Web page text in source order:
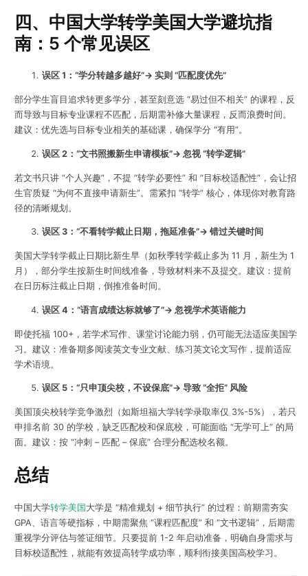
四、中国大学转学美国大学避坑指
南：5 个常见误区
误区 1：“学分转越多越好”→ 实则 “匹配度优先”
部分学生盲目追求转更多学分，甚至刻意选 “易过但不相关” 的课程，反
而导致与目标专业课程不匹配，后期需补修大量课程，反而浪费时间。
建议：优先选与目标专业相关的基础课，确保学分 “有用”。
误区 2：“文书照搬新生申请模板”→ 忽视 “转学逻辑”
若文书只讲 “个人兴趣”，不提 “转学必要性” 和 “目标校适配性”，会让招
生官质疑 “为何不直接申请新生”。需紧扣 “转学” 核心，体现你对教育路
径的清晰规划。
误区 3：“不看转学截止日期，拖延准备”→ 错过关键时间
美国大学转学截止日期比新生早（如秋季转学截止多为 11 月，新生为 1
月），部分学生按新生时间线准备，导致材料来不及提交。建议：提前
在日历标注截止日期，倒推准备时间。
误区 4：“语言成绩达标就够了”→ 忽视学术英语能力
即使托福 100+，若学术写作、课堂讨论能力弱，仍可能无法适应美国学
习。建议：准备期多阅读英文专业文献、练习英文论文写作，提前适应
学术语境。
误区 5：“只申顶尖校，不设保底”→ 导致 “全拒” 风险
美国顶尖校转学竞争激烈（如斯坦福大学转学录取率仅 3%-5%），若只
申排名前 30 的学校，缺乏匹配校和保底校，可能面临 “无学可上” 的局
面。建议：按 “冲刺 – 匹配 – 保底” 合理分配选校名额。
总结
中国大学转学美国大学是 “精准规划 + 细节执行” 的过程：前期需夯实
GPA、语言等硬指标，中期需聚焦 “课程匹配度” 和 “文书逻辑”，后期需
重视学分评估与签证细节。只要提前 1-2 年启动准备，明确自身需求与
目标校适配性，就能有效提高转学成功率，顺利衔接美国高校学习。